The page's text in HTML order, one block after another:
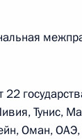
Тунис,
Оман,